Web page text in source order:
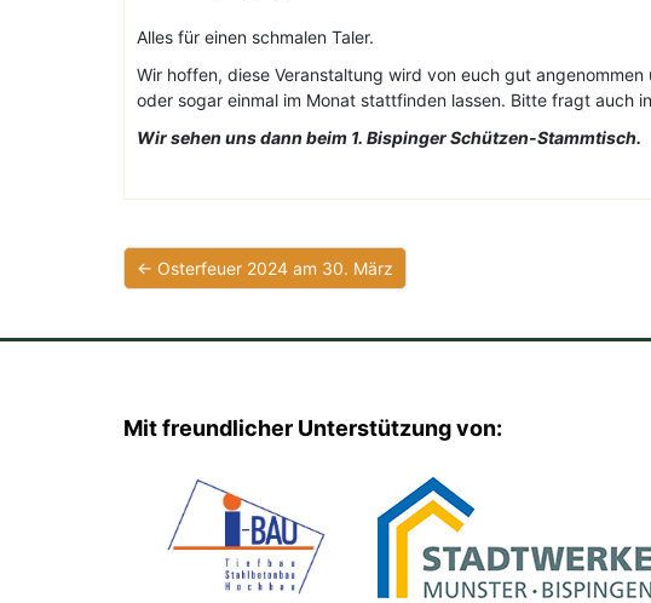
Alles für einen schmalen Taler.
Wir hoffen, diese Veranstaltung wird von euch gut
oder sogar einmal im Monat stattfinden lassen. Bitte fragt auch
Wir sehen uns dann beim 1. Bispinger Schützen-Stammtisch.
← Osterfeuer 2024 am 30. März
Mit freundlicher Unterstützung von: